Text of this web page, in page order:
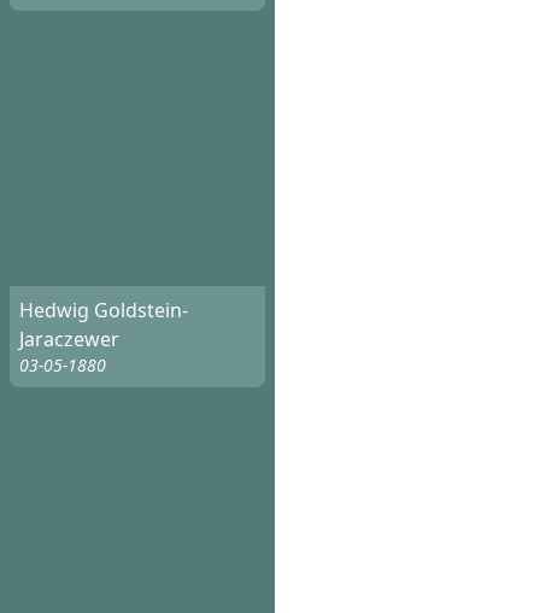
Hedwig Goldstein-
Jaraczewer
03-05-1880